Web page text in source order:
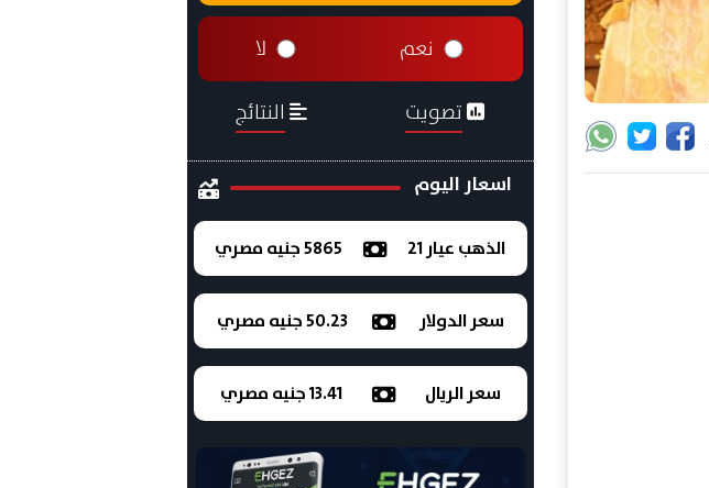
نعم لا
تصويت النتائج
اسعار اليوم
الذهب عيار 21 5865 جنيه مصري
سعر الدولار 50.23 جنيه مصري
سعر الريال 13.41 جنيه مصري